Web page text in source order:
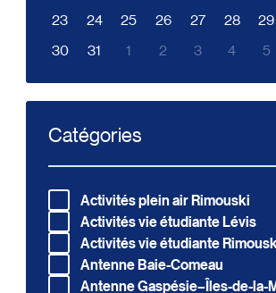
23
24 25 26 27 28
29
30
31 1 2 3 4 5
Catégories
Activités plein air Rimouski
Redirection vers la page : Activités
Activités vie étudiante Lévis
Redirection vers la page : Activités vie
Activités vie étudiante
Redirection vers la page : Activités vie
Antenne Baie-Comeau
Redirection vers la page : Antenne
Antenne Gaspésie–Îles-de-la-
Redirection vers la page : Antenne